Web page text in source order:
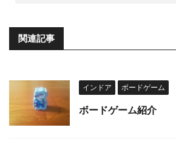
関連記事
インドア ボードゲーム
ボードゲーム紹介